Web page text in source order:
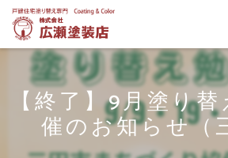
【終了】9月塗り
催のお知らせ（